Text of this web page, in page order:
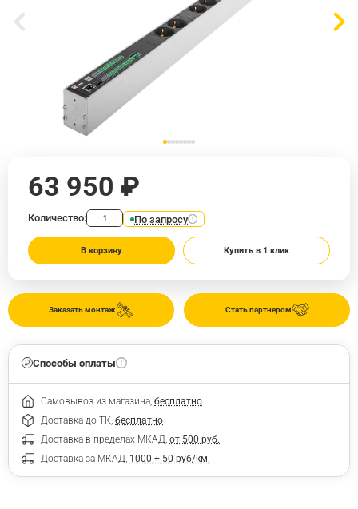
Стать партнером
Заказать монтаж
63 950 ₽
Количество: − + По запросу
В корзину Купить в 1 клик
Способы оплаты
Самовывоз из магазина, бесплатно
Доставка до ТК, бесплатно
Доставка в пределах МКАД, от 500 руб.
Доставка за МКАД, 1000 + 50 руб/км.